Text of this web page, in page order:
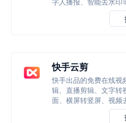
快手云剪
快手出品的免费在线视
辑、直播剪辑、文字转
面、横屏转竖屏、视频